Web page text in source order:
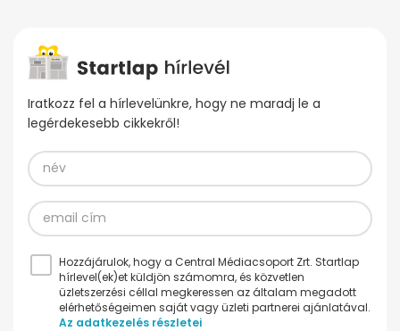
Iratkozz fel a hírlevelünkre, hogy ne maradj le a
legérdekesebb cikkekről!
Hozzájárulok, hogy a Central Médiacsoport Zrt. Startlap
hírlevel(ek)et küldjön számomra, és közvetlen
üzletszerzési céllal megkeressen az általam megadott
elérhetőségeimen saját vagy üzleti partnerei ajánlatával.
Az adatkezelés részletei